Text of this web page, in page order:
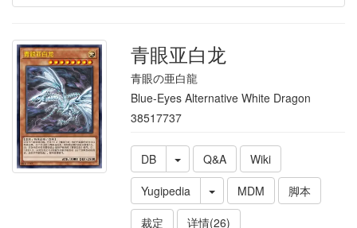
青眼亚白龙
青眼の亜白龍
Blue-Eyes Alternative White Dragon
38517737
DB Q&A
Wiki
Yugipedia
MDM
脚本
裁定
详情(26)